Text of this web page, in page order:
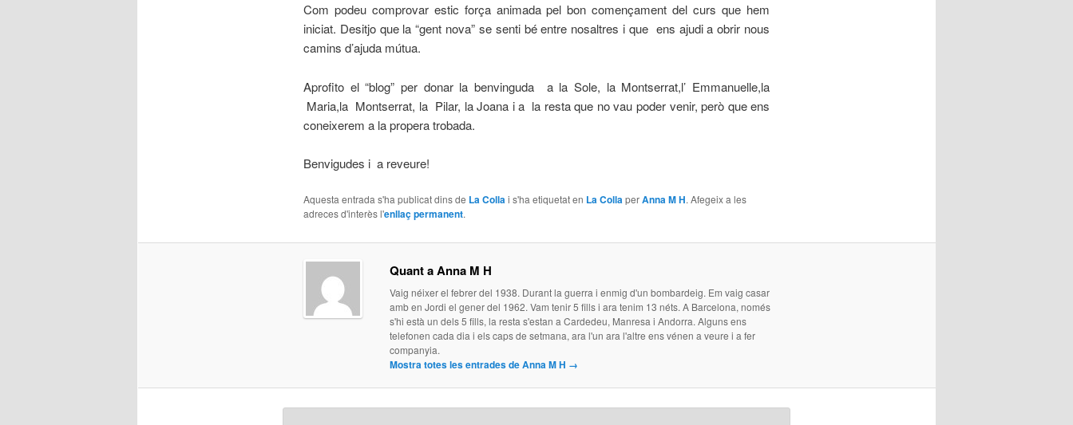
Com podeu comprovar estic força animada pel bon començament del curs que hem
iniciat. Desitjo que la “gent nova” se senti bé entre nosaltres i que ens ajudi a obrir nous
camins d’ajuda mútua.
Aprofito el “blog” per donar la benvinguda a la Sole, la Montserrat,l’ Emmanuelle,la
Maria,la Montserrat, la Pilar, la Joana i a la resta que no vau poder venir, però que ens
coneixerem a la propera trobada.
Benvigudes i a reveure!
Aquesta entrada s'ha publicat dins de La Collai s'ha etiquetat en La CollaperAnna M H. Afegeix a les
adreces d'interès l'enllaç permanent.
Quant a Anna M H
Vaig néixer el febrer del 1938. Durant la guerra i enmig d'un bombardeig. Em vaig casar
amb en Jordi el gener del 1962. Vam tenir 5 fills i ara tenim 13 néts. A Barcelona, només
s'hi està un dels 5 fills, la resta s'estan a Cardedeu, Manresa i Andorra. Alguns ens
telefonen cada dia i els caps de setmana, ara l'un ara l'altre ens vénen a veure i a fer
companyia.
Mostra totes les entrades de Anna M H →